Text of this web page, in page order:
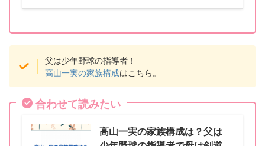
父は少年野球の指導者！
高山一実の家族構成はこちら。
合わせて読みたい
高山一実の家族構成は？父は